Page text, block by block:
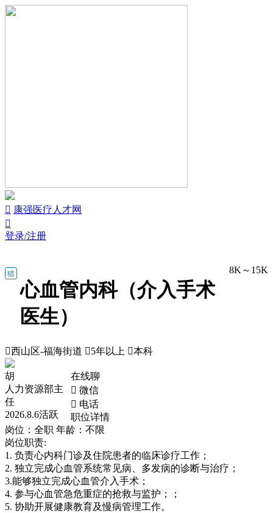
 康强医疗人才网

登录/注册
猎
心血管内科（介入手术
医生）
8K～15K
西山区-福海街道 5年以上 本科
胡
人力资源部主
任
2026.8.6活跃
在线聊
 微信
 电话
职位详情
岗位：全职 年龄：不限
岗位职责:
1. 负责心内科门诊及住院患者的临床诊疗工作；
2. 独立完成心血管系统常见病、多发病的诊断与治疗；
3.能够独立完成心血管介入手术；
4. 参与心血管急危重症的抢救与监护；；
5. 协助开展健康教育及慢病管理工作。